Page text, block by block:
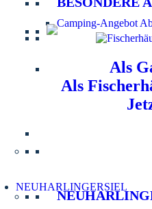
Camping-Angebot
Als
Als
NEUHARLINGERSIEL